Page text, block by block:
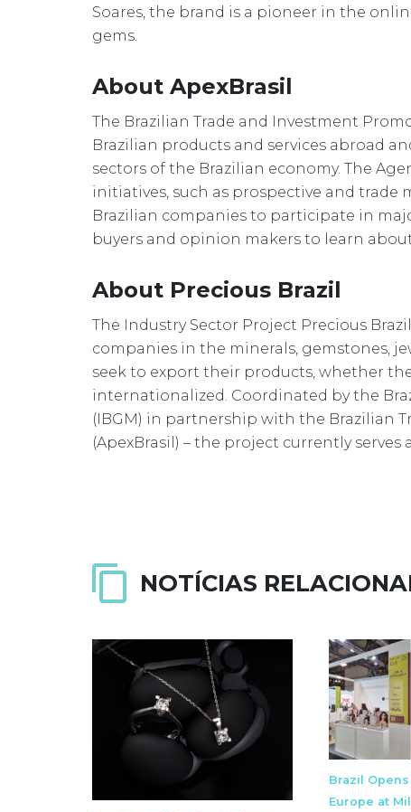
Soares, the brand is a pioneer in the
gems.
About ApexBrasil
The Brazilian Trade and Investment
Brazilian products and services abroad
sectors of the Brazilian economy. The
initiatives, such as prospective and trade
Brazilian companies to participate in
buyers and opinion makers to learn
About Precious Brazil
The Industry Sector Project Precious
companies in the minerals, gemstones,
seek to export their products, whether
internationalized. Coordinated by the
(IBGM) in partnership with the Brazilian
(ApexBrasil) – the project currently
NOTÍCIAS
Brazil
Europe at